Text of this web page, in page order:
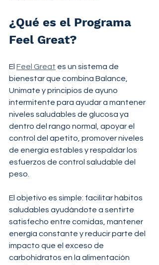
¿Qué es el Programa
Feel Great?
El Feel Great es un sistema de
bienestar que combina Balance,
Unimate y principios de ayuno
intermitente para ayudar a mantener
niveles saludables de glucosa ya
dentro del rango normal, apoyar el
control del apetito, promover niveles
de energía estables y respaldar los
esfuerzos de control saludable del
peso.
El objetivo es simple: facilitar hábitos
saludables ayudándote a sentirte
satisfecho entre comidas, mantener
energía constante y reducir parte del
impacto que el exceso de
carbohidratos en la alimentación